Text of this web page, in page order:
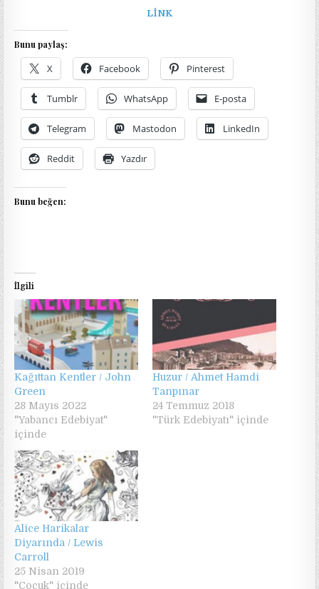
LİNK
Bunu paylaş:
X Facebook Pinterest
Tumblr WhatsApp E-posta
Telegram Mastodon LinkedIn
Reddit Yazdır
Bunu beğen:
İlgili
Kağıttan Kentler / John
Green
28 Mayıs 2022
"Yabancı Edebiyat"
içinde
Huzur / Ahmet Hamdi
Tanpınar
24 Temmuz 2018
"Türk Edebiyatı" içinde
Alice Harikalar
Diyarında / Lewis
Carroll
25 Nisan 2019
"Çocuk" içinde